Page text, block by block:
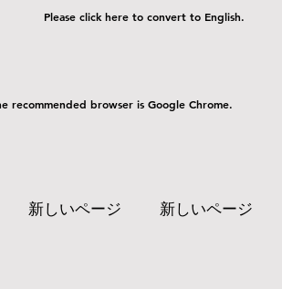
Please click here to convert to English.
recommended browser is Google Chrome.
新しいページ 新しいページ